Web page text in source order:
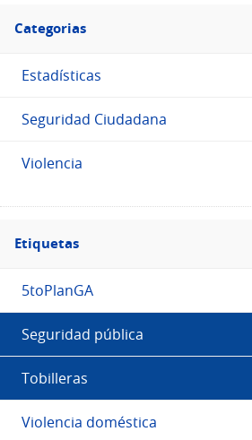
Filtro
Categorias
Categorias
Estadísticas
Seguridad Ciudadana
Violencia
Filtro
Etiquetas
Etiquetas
5toPlanGA
Seguridad pública
Tobilleras
Violencia doméstica